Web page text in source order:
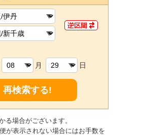
月 日
る場合がございます。
が表示されない場合にはお手数を